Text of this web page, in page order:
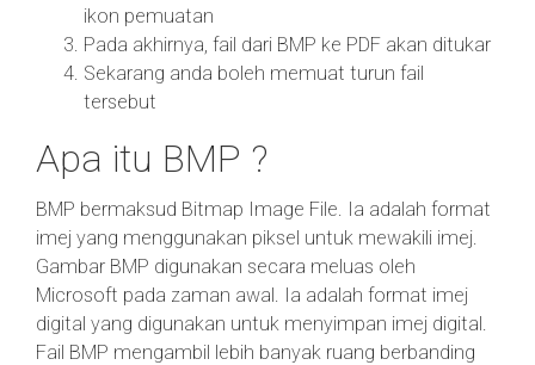
ikon pemuatan
Pada akhirnya, fail dari BMP ke PDF akan ditukar
Sekarang anda boleh memuat turun fail
tersebut
Apa itu BMP ?
BMP bermaksud Bitmap Image File. Ia adalah format
imej yang menggunakan piksel untuk mewakili imej.
Gambar BMP digunakan secara meluas oleh
Microsoft pada zaman awal. Ia adalah format imej
digital yang digunakan untuk menyimpan imej digital.
Fail BMP mengambil lebih banyak ruang berbanding